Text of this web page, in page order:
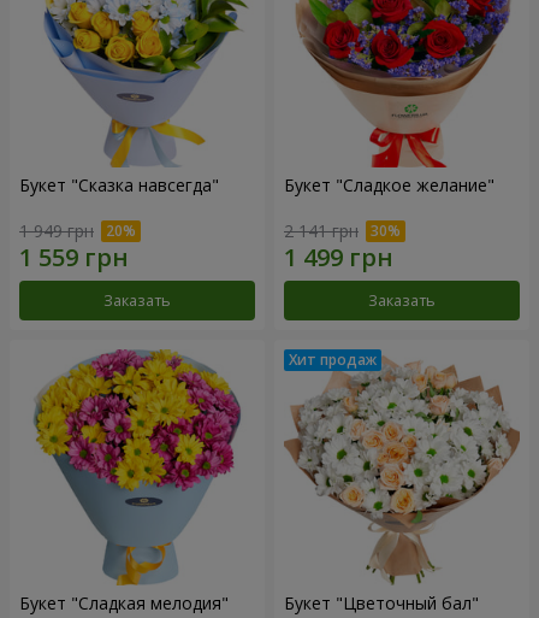
Букет "Сказка навсегда"
1 949 грн
Заказать
Букет "Сладкое желание"
2 141 грн
Заказать
Букет "Сладкая мелодия" Букет "Цветочный бал"